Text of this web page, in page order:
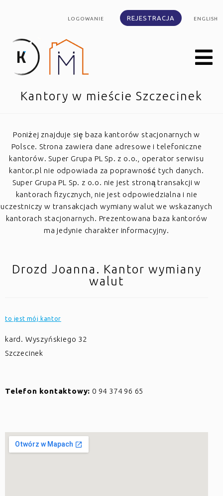
LOGOWANIE REJESTRACJA ENGLISH
Kantory w mieście Szczecinek
Poniżej znajduje się baza kantorów stacjonarnych w
Polsce. Strona zawiera dane adresowe i telefoniczne
kantorów. Super Grupa PL Sp. z o.o., operator serwisu
kantor.pl nie odpowiada za poprawność tych danych.
Super Grupa PL Sp. z o.o. nie jest stroną transakcji w
kantorach fizycznych, nie jest odpowiedzialna i nie
uczestniczy w transakcjach wymiany walut we wskazanych
kantorach stacjonarnych. Prezentowana baza kantorów
ma jedynie charakter informacyjny.
Drozd Joanna. Kantor wymiany
walut
to jest mój kantor
kard. Wyszyńskiego 32
Szczecinek
Telefon kontaktowy: 0 94 374 96 65